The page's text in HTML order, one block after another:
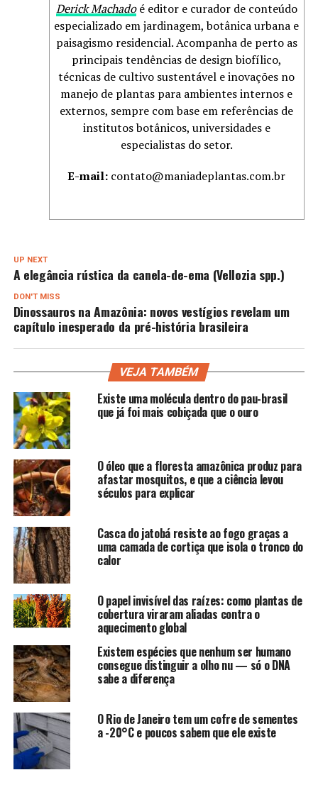
Derick Machadoé editor e curador de conteúdo
especializado em jardinagem, botânica urbana e
paisagismo residencial. Acompanha de perto as
principais tendências de design biofílico,
técnicas de cultivo sustentável e inovações no
manejo de plantas para ambientes internos e
externos, sempre com base em referências de
institutos botânicos, universidades e
especialistas do setor.
E-mail: contato@maniadeplantas.com.br
UP NEXT
A elegância rústica da canela-de-ema (Vellozia spp.)
DON'T MISS
Dinossauros na Amazônia: novos vestígios revelam um
capítulo inesperado da pré-história brasileira
VEJA TAMBÉM
Existe uma molécula dentro do pau-brasil
que já foi mais cobiçada que o ouro
O óleo que a floresta amazônica produz para
afastar mosquitos, e que a ciência levou
séculos para explicar
Casca do jatobá resiste ao fogo graças a
uma camada de cortiça que isola o tronco do
calor
O papel invisível das raízes: como plantas de
cobertura viraram aliadas contra o
aquecimento global
Existem espécies que nenhum ser humano
consegue distinguir a olho nu — só o DNA
sabe a diferença
O Rio de Janeiro tem um cofre de sementes
a -20°C e poucos sabem que ele existe